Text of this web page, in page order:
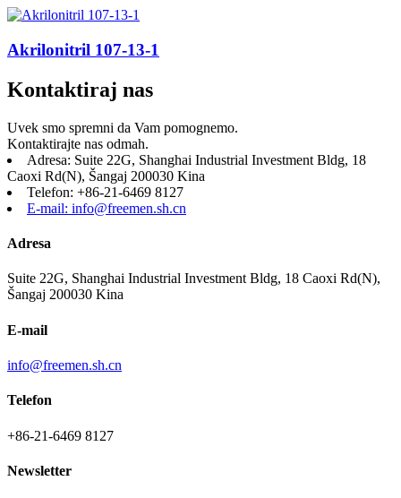
Akrilonitril 107-13-1
Kontaktiraj nas
Uvek smo spremni da Vam pomognemo.
Kontaktirajte nas odmah.
Adresa: Suite 22G, Shanghai Industrial Investment Bldg, 18
Caoxi Rd(N), Šangaj 200030 Kina
Telefon: +86-21-6469 8127
E-mail: info@freemen.sh.cn
Adresa
Suite 22G, Shanghai Industrial Investment Bldg, 18 Caoxi Rd(N),
Šangaj 200030 Kina
E-mail
info@freemen.sh.cn
Telefon
+86-21-6469 8127
Newsletter